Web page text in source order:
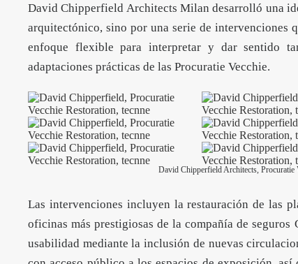
David Chipperfield Architects Milan desarrolló una
arquitectónico, sino por una serie de intervenciones
enfoque flexible para interpretar y dar sentido
adaptaciones prácticas de las Procuratie Vecchie.
David Chipperfield Architects,
Las intervenciones incluyen la restauración de las
oficinas más prestigiosas de la compañía de
usabilidad mediante la inclusión de nuevas